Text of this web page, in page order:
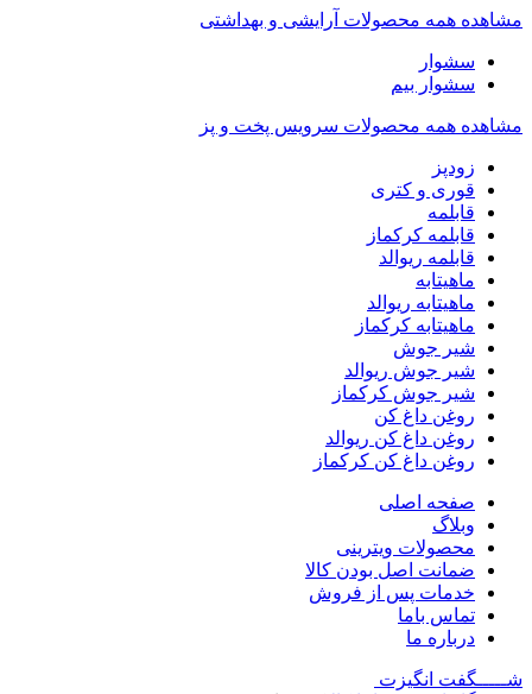
مشاهده همه محصولات آرایشی و بهداشتی
سشوار
سشوار بیم
مشاهده همه محصولات سرویس پخت و پز
زودپز
قوری و کتری
قابلمه
قابلمه کرکماز
قابلمه ریوالد
ماهیتابه
ماهیتابه ریوالد
ماهیتابه کرکماز
شیر جوش
شیر جوش ریوالد
شیر جوش کرکماز
روغن داغ کن
روغن داغ کن ریوالد
روغن داغ کن کرکماز
صفحه اصلی
وبلاگ
محصولات ویترینی
ضمانت اصل بودن کالا
خدمات پس از فروش
تماس باما
درباره ما
شـــــگفت انگیزت